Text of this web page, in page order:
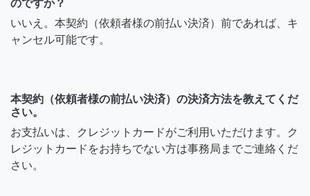
のですか？
いいえ。本契約（依頼者様の前払い決済）前であれば、キ
ャンセル可能です。
本契約（依頼者様の前払い決済）の決済方法を教えてくだ
さい。
お支払いは、クレジットカードがご利用いただけます。ク
レジットカードをお持ちでない方は事務局までご連絡くだ
さい。